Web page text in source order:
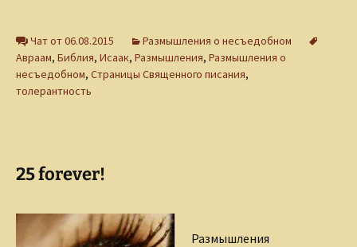
Чат от 06.08.2015
Размышления о несъедобном
Авраам, Библия, Исаак, Размышления, Размышления о
несъедобном, Страницы Священного писания,
толерантность
25 forever!
Размышления